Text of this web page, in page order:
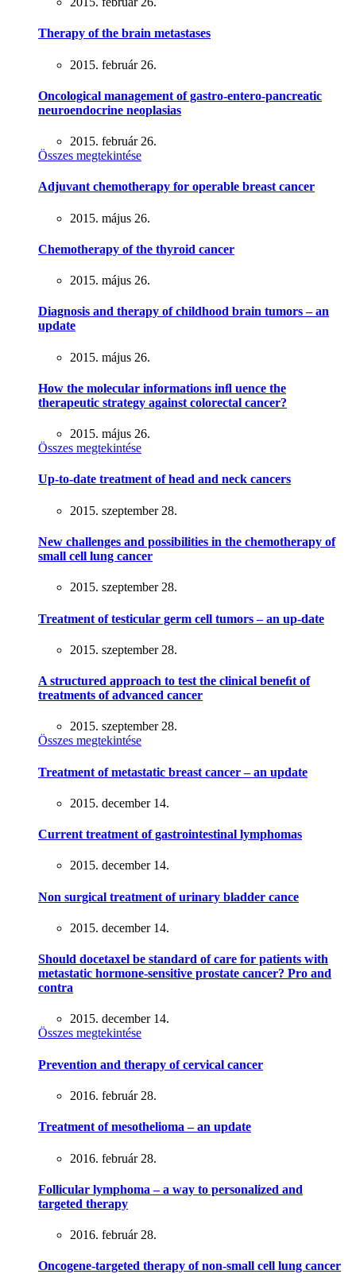
Therapy of the brain metastases
2015. február 26.
Oncological management of gastro-entero-pancreatic
neuroendocrine neoplasias
2015. február 26.
Összes megtekintése
Adjuvant chemotherapy for operable breast cancer
2015. május 26.
Chemotherapy of the thyroid cancer
2015. május 26.
Diagnosis and therapy of childhood brain tumors – an
update
2015. május 26.
How the molecular informations inﬂ uence the
therapeutic strategy against colorectal cancer?
2015. május 26.
Összes megtekintése
Up-to-date treatment of head and neck cancers
2015. szeptember 28.
New challenges and possibilities in the chemotherapy of
small cell lung cancer
2015. szeptember 28.
Treatment of testicular germ cell tumors – an up-date
2015. szeptember 28.
A structured approach to test the clinical beneﬁt of
treatments of advanced cancer
2015. szeptember 28.
Összes megtekintése
Treatment of metastatic breast cancer – an update
2015. december 14.
Current treatment of gastrointestinal lymphomas
2015. december 14.
Non surgical treatment of urinary bladder cance
2015. december 14.
Should docetaxel be standard of care for patients with
metastatic hormone-sensitive prostate cancer? Pro and
contra
2015. december 14.
Összes megtekintése
Prevention and therapy of cervical cancer
2016. február 28.
Treatment of mesothelioma – an update
2016. február 28.
Follicular lymphoma – a way to personalized and
targeted therapy
2016. február 28.
Oncogene-targeted therapy of non-small cell lung cancer